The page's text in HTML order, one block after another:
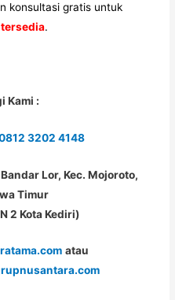
konsultasi gratis untuk
.
Kami :
3202 4148
Lor, Kec. Mojoroto,
Timur
2 Kota Kediri)
atau